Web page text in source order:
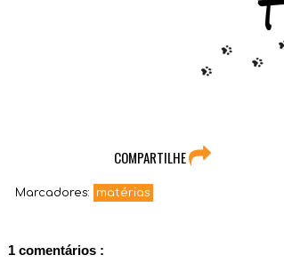
COMPARTILHE
Marcadores: matérias
1 comentários :